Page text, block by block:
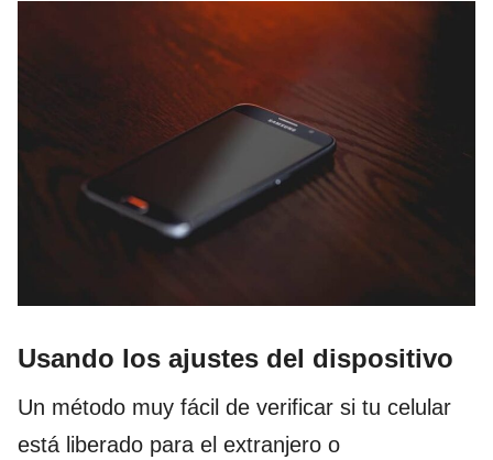
Usando los ajustes del dispositivo
Un método muy fácil de verificar si tu celular
está liberado para el extranjero o